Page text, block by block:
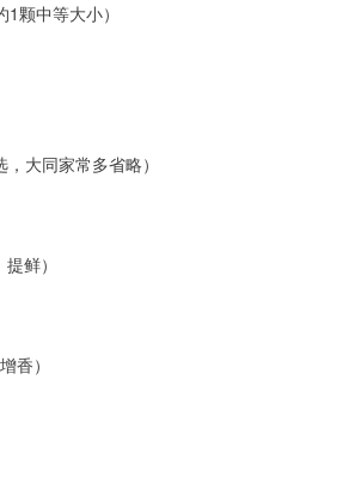
颗中等大小）
大同家常多省略）
鲜）
香）